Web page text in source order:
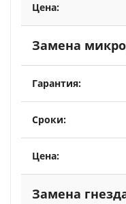
Замена
Замена